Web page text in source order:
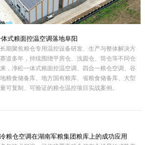
式粮面控温空调落地阜阳
期聚焦粮仓专用温控设备研发、生产与整体解决方
道多年，持续围绕平房仓、浅圆仓、筒仓等不同仓
，净松一体式粮面控温空调、四合一粮仓空调、谷
粮食储备库、地方国有粮库、省粮食储备库、大型
可复制、可验证的粮仓温控项目实战案例。
粮仓空调在湖南军粮集团粮库上的成功应用